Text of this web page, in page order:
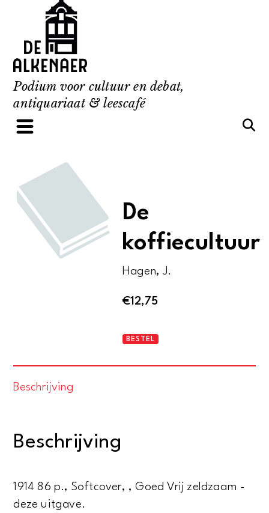
content
Podium voor cultuur en debat,
antiquariaat & leescafé
De
koffiecultuur
Hagen, J.
€12,75
De
BESTEL
Beschrijving
Beschrijving
1914 86 p., Softcover, , Goed Vrij zeldzaam -
deze uitgave.